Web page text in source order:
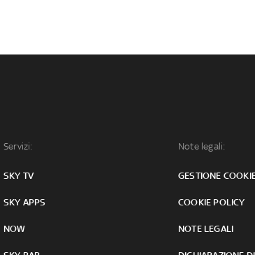
Servizi:
SKY TV
SKY APPS
NOW
Note legali:
GESTIONE
COOKIE POLICY
NOTE LEGALI